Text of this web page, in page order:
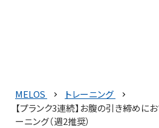
MELOS
トレーニング
【プランク3連続】お腹の引き締めに
ーニング（週2推奨）